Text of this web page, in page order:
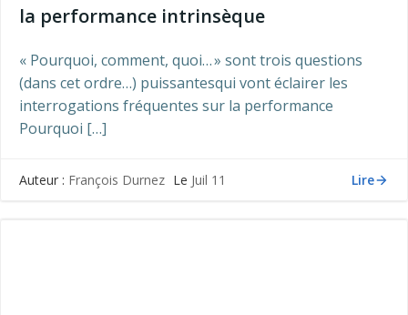
la performance intrinsèque
« Pourquoi, comment, quoi… » sont trois questions
(dans cet ordre…) puissantesqui vont éclairer les
interrogations fréquentes sur la performance
Pourquoi […]
Auteur : François Durnez Le Juil 11 Lire